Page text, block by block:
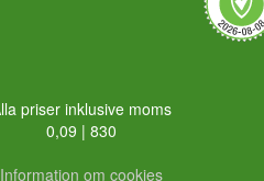
priser inklusive moms
0,09 | 830
Information om cookies